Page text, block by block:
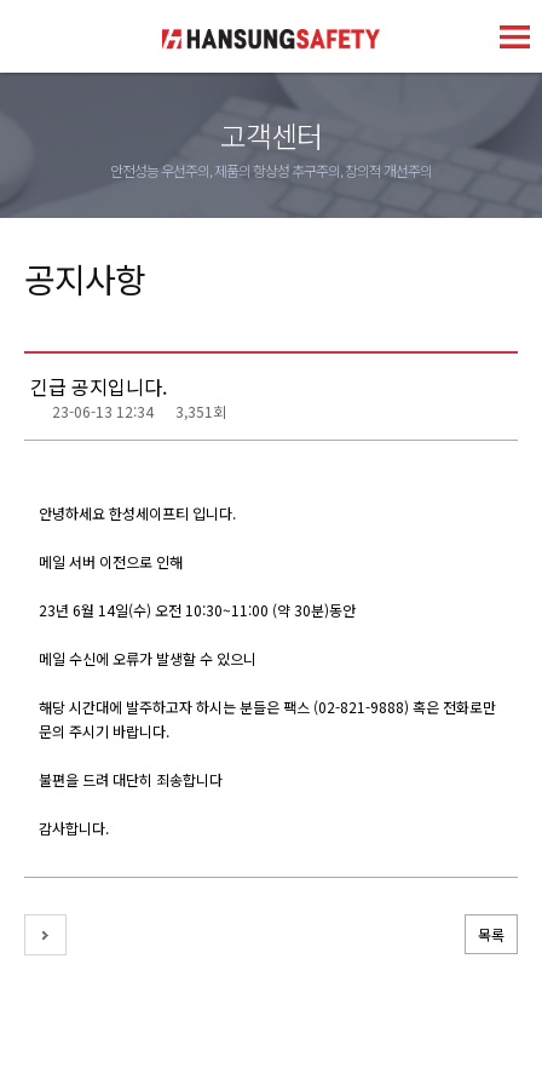
고객센터
안전성능 우선주의, 제품의 항상성 추구주의, 창의적 개선주의
공지사항
긴급 공지입니다.
23-06-13 12:34 3,351회
안녕하세요 한성세이프티 입니다.
메일 서버 이전으로 인해
23년 6월 14일(수) 오전 10:30~11:00 (약 30분)동안
메일 수신에 오류가 발생할 수 있으니
해당 시간대에 발주하고자 하시는 분들은 팩스 (02-821-9888) 혹은 전화로만
문의 주시기 바랍니다.
불편을 드려 대단히 죄송합니다
감사합니다.
목록